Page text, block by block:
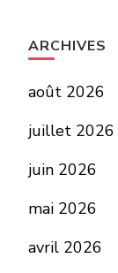
ARCHIVES
août 2026
juillet 2026
juin 2026
mai 2026
avril 2026